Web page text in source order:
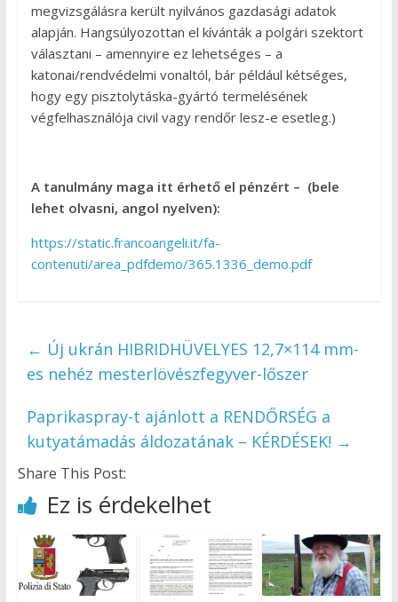
megvizsgálásra került nyilvános gazdasági adatok
alapján. Hangsúlyozottan el kívánták a polgári szektort
választani – amennyire ez lehetséges – a
katonai/rendvédelmi vonaltól, bár például kétséges,
hogy egy pisztolytáska-gyártó termelésének
végfelhasználója civil vagy rendőr lesz-e esetleg.)
A tanulmány maga itt érhető el pénzért – (bele
lehet olvasni, angol nyelven):
https://static.francoangeli.it/fa-
contenuti/area_pdfdemo/365.1336_demo.pdf
← Új ukrán HIBRIDHÜVELYES 12,7×114 mm-
es nehéz mesterlövészfegyver-lőszer
Paprikaspray-t ajánlott a RENDŐRSÉG a
kutyatámadás áldozatának – KÉRDÉSEK! →
Share This Post:
Ez is érdekelhet